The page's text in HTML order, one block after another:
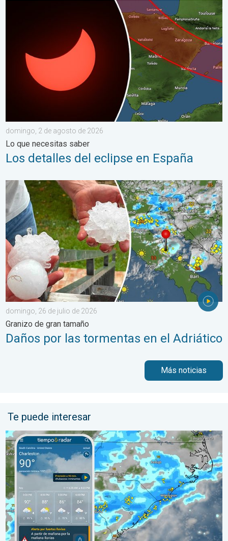
Los detalles del eclipse en España. Lo que necesitas saber.
domingo, 2 de agosto de 2026
Lo que necesitas saber
Los detalles del eclipse en España
Daños por las tormentas en el Adriático. Granizo de gran
domingo, 26 de julio de 2026
Granizo de gran tamaño
Daños por las tormentas en el Adriático
Más noticias
Te puede interesar
El episodio de lluvias que se ha prolongado durante varios